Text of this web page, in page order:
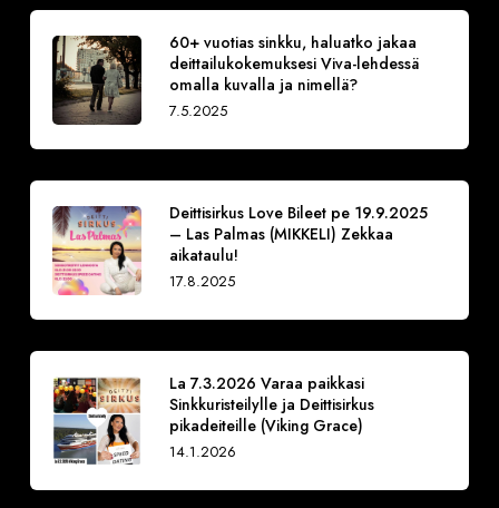
60+ vuotias sinkku, haluatko jakaa
deittailukokemuksesi Viva-lehdessä
omalla kuvalla ja nimellä?
7.5.2025
Deittisirkus Love Bileet pe 19.9.2025
– Las Palmas (MIKKELI) Zekkaa
aikataulu!
17.8.2025
La 7.3.2026 Varaa paikkasi
Sinkkuristeilylle ja Deittisirkus
pikadeiteille (Viking Grace)
14.1.2026